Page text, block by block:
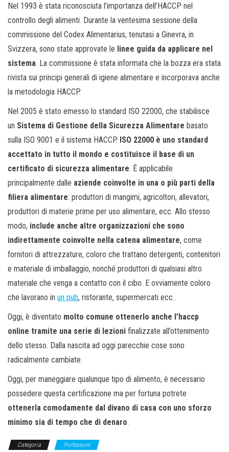
Nel 1993 è stata riconosciuta l’importanza dell’HACCP nel
controllo degli alimenti. Durante la ventesima sessione della
commissione del Codex Alimentarius, tenutasi a Ginevra, in
Svizzera, sono state approvate le linee guida da applicare nel
sistema. La commissione è stata informata che la bozza era stata
rivista sui principi generali di igiene alimentare e incorporava anche
la metodologia HACCP.
Nel 2005 è stato emesso lo standard ISO 22000, che stabilisce
un Sistema di Gestione della Sicurezza Alimentare basato
sulla ISO 9001 e il sistema HACCP. ISO 22000 è uno standard
accettato in tutto il mondo e costituisce il base di un
certificato di sicurezza alimentare. È applicabile
principalmente dalle aziende coinvolte in una o più parti della
filiera alimentare: produttori di mangimi, agricoltori, allevatori,
produttori di materie prime per uso alimentare, ecc. Allo stesso
modo, include anche altre organizzazioni che sono
indirettamente coinvolte nella catena alimentare, come
fornitori di attrezzature, coloro che trattano detergenti, contenitori
e materiale di imballaggio, nonché produttori di qualsiasi altro
materiale che venga a contatto con il cibo. E ovviamente coloro
che lavorano in un pub, ristorante, supermercati ecc..
Oggi, è diventato molto comune ottenerlo anche l’haccp
online tramite una serie di lezioni finalizzate all’ottenimento
dello stesso. Dalla nascita ad oggi parecchie cose sono
radicalmente cambiate.
Oggi, per maneggiare qualunque tipo di alimento, è necessario
possedere questa certificazione ma per fortuna potrete
ottenerla comodamente dal divano di casa con uno sforzo
minimo sia di tempo che di denaro.
Categoria Professioni